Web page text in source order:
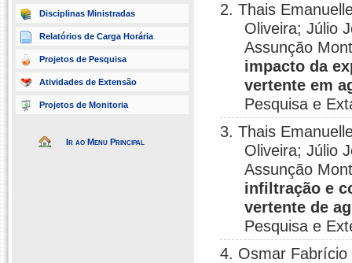
Disciplinas Ministradas
Relatórios de Carga Horária
Projetos de Pesquisa
Atividades de Extensão
Projetos de Monitoria
Ir ao Menu Principal
2. Thais
Oliveira; Júlio
Assunção
impacto da
vertente em
Pesquisa e
3. Thais
Oliveira; Júlio
Assunção
infiltração e
vertente de
Pesquisa e
4. Osmar Fabrício